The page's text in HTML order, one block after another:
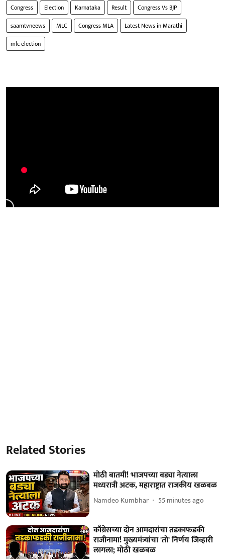
Congress Election Karnataka Result
Congress Vs BJP
saamtvneews
MLC Congress MLA
Latest News in Marathi
mlc election
Related Stories
मोठी बातमी! भाजपच्या बड्या नेत्याला
मध्यरात्री अटक, महाराष्ट्रात राजकीय खळबळ
Namdeo Kumbhar 55 minutes ago
काँग्रेसच्या दोन आमदारांचा तडकाफडकी
राजीनामा! मुख्यमंत्र्यांचा 'तो' निर्णय जिव्हारी
लागला; मोठी खळबळ